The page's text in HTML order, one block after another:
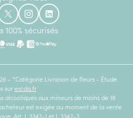
100% sécurisés
- *Catégorie Livraison de fleurs - Étude
sur escda.fr
alcooliques aux mineurs de moins de 18
est exigée au moment de la vente
Art. L.3342-1 et L.3342-3